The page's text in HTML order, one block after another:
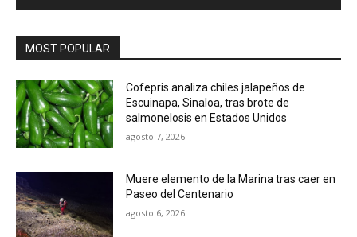
MOST POPULAR
Cofepris analiza chiles jalapeños de
Escuinapa, Sinaloa, tras brote de
salmonelosis en Estados Unidos
agosto 7, 2026
Muere elemento de la Marina tras caer en
Paseo del Centenario
agosto 6, 2026